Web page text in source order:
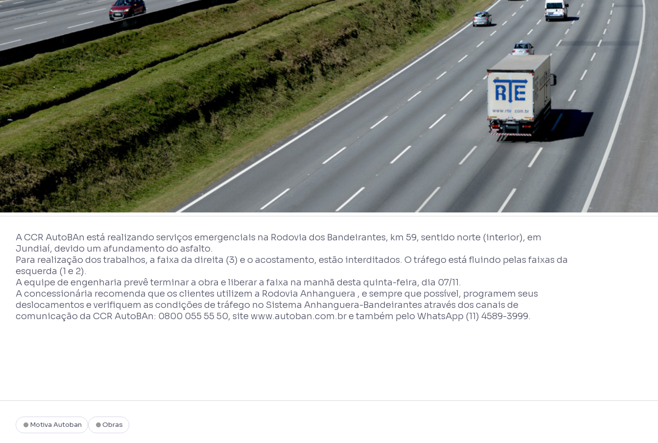
A CCR AutoBAn está realizando serviços emergenciais na Rodovia dos Bandeirantes, km 59, sentido norte (interior), em
Jundiaí, devido um afundamento do asfalto.
Para realização dos trabalhos, a faixa da direita (3) e o acostamento, estão interditados. O tráfego está fluindo pelas faixas da
esquerda (1 e 2).
A equipe de engenharia prevê terminar a obra e liberar a faixa na manhã desta quinta-feira, dia 07/11.
A concessionária recomenda que os clientes utilizem a Rodovia Anhanguera , e sempre que possível, programem seus
deslocamentos e verifiquem as condições de tráfego no Sistema Anhanguera-Bandeirantes através dos canais de
comunicação da CCR AutoBAn: 0800 055 55 50, site www.autoban.com.br e também pelo WhatsApp (11) 4589-3999.
Motiva Autoban Obras